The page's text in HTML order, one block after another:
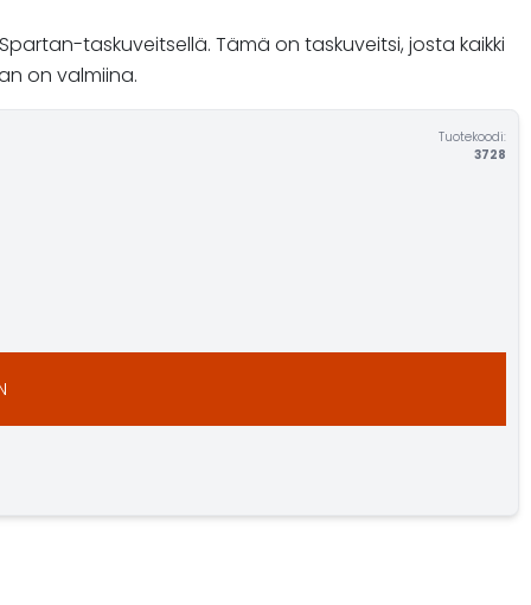
taskuveitsellä. Tämä on taskuveitsi, josta kaikki
on valmiina.
Tuotekoodi:
3728